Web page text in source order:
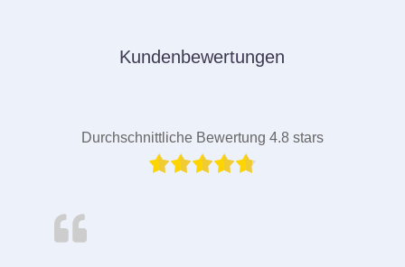
Kundenbewertungen
Durchschnittliche Bewertung 4.8 stars